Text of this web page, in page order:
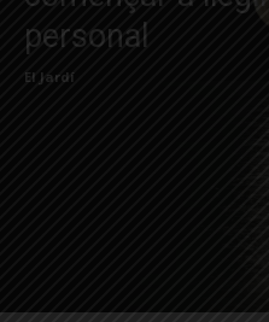
personal
El Jardí